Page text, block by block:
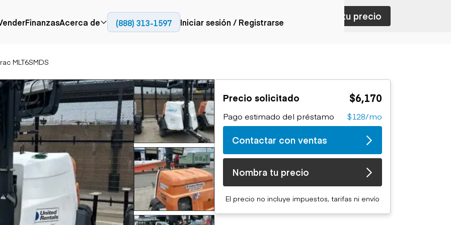
Aérea
Camiones con
plataforma
Grúas
Carretillas elevadoras
Ascensores
Manipuladores
telescópicos
Movimiento de
tierra
Retroexcavadoras
Topadoras
Cargadoras compactas
Fresadoras en frío
Compactadores
Adoquines
Recuperadores de
carreteras
Generación de
energía
Generadores
Camiones articulados
Camiones con
plataforma
Camiones volquetes
Camiones de
transporte
Camiones fuera de
carretera
Camiones de servicio
Camiones especiales
Camiones con
remolque cisterna
FinanzasAcerca de
Blog
(888) 313-1597 Iniciar sesión / Registrarse
MLT6SMDS
Contactar con ventas Nombra tu precio
Precio solicitado $6,170
Pago estimado del préstamo $128/mo
Contactar con ventas
Nombra tu precio
El precio no incluye impuestos, tarifas ni envío